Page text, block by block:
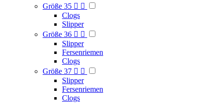
Größe 35  
Clogs
Slipper
Größe 36  
Slipper
Fersenriemen
Clogs
Größe 37  
Slipper
Fersenriemen
Clogs